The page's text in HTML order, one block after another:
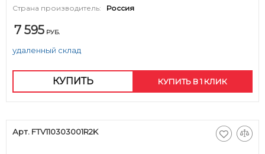
Страна производитель:
Россия
7 595 РУБ.
удаленный склад
КУПИТЬ КУПИТЬ В 1 КЛИК
Арт. FTV110303001R2K